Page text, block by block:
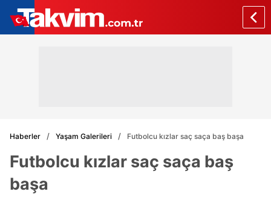
Haberler Yaşam Galerileri Futbolcu kızlar saç saça baş başa
Futbolcu kızlar saç saça baş
başa